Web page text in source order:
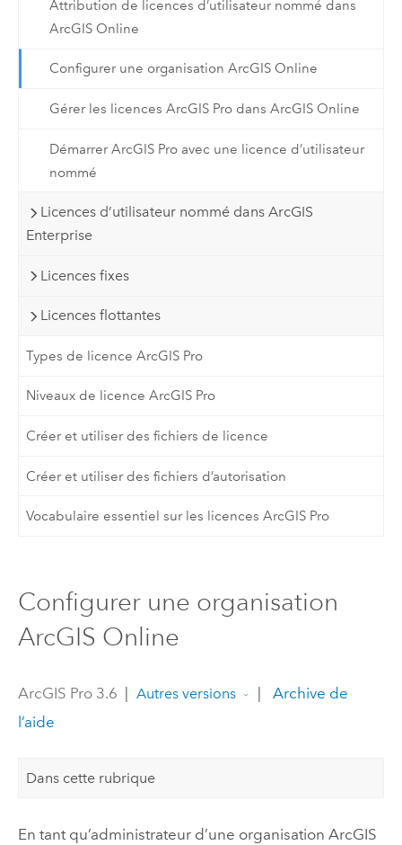
Attribution de licences d’utilisateur nommé dans
ArcGIS Online
Configurer une organisation ArcGIS Online
Gérer les licences ArcGIS Pro dans ArcGIS Online
Démarrer ArcGIS Pro avec une licence d’utilisateur
nommé
Licences d’utilisateur nommé dans ArcGIS
Enterprise
Licences fixes
Licences flottantes
Types de licence ArcGIS Pro
Niveaux de licence ArcGIS Pro
Créer et utiliser des fichiers de licence
Créer et utiliser des fichiers d’autorisation
Vocabulaire essentiel sur les licences ArcGIS Pro
Configurer une organisation
ArcGIS Online
ArcGIS Pro 3.6 Autres versions
Archive de
l’aide
Dans cette rubrique
En tant qu’administrateur d’une organisation ArcGIS